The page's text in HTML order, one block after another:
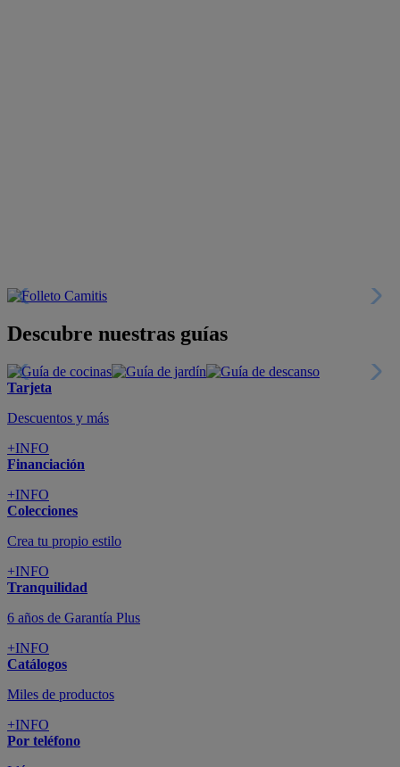
Descubre nuestras guías
Tarjeta
Descuentos y más
+INFO
Financiación
+INFO
Colecciones
Crea tu propio estilo
+INFO
Tranquilidad
6 años de Garantía Plus
+INFO
Catálogos
Miles de productos
+INFO
Por teléfono